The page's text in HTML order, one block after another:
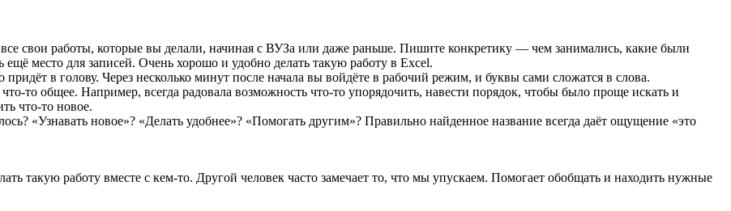
свои работы, которые вы делали, начиная с ВУЗа или даже раньше. Пишите конкретику — чем занимались, какие были
место для записей. Очень хорошо и удобно делать такую работу в Excel.
в голову. Через несколько минут после начала вы войдёте в рабочий режим, и буквы сами сложатся в слова.
то общее. Например, всегда радовала возможность что-то упорядочить, навести порядок, чтобы было проще искать и
что-то новое.
«Узнавать новое»? «Делать удобнее»? «Помогать другим»? Правильно найденное название всегда даёт ощущение «это
такую работу вместе с кем-то. Другой человек часто замечает то, что мы упускаем. Помогает обобщать и находить нужные